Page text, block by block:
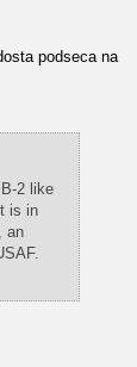
podseca na
2 like
is in
an